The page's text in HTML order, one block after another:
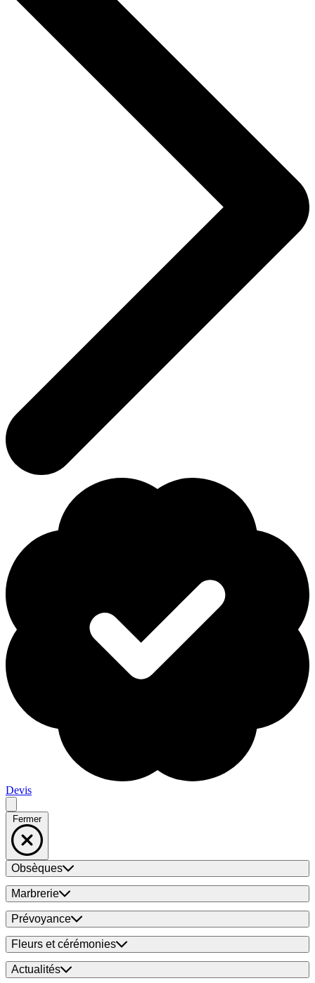
Devis
Fermer
Obsèques
Marbrerie
Prévoyance
Fleurs et cérémonies
Actualités